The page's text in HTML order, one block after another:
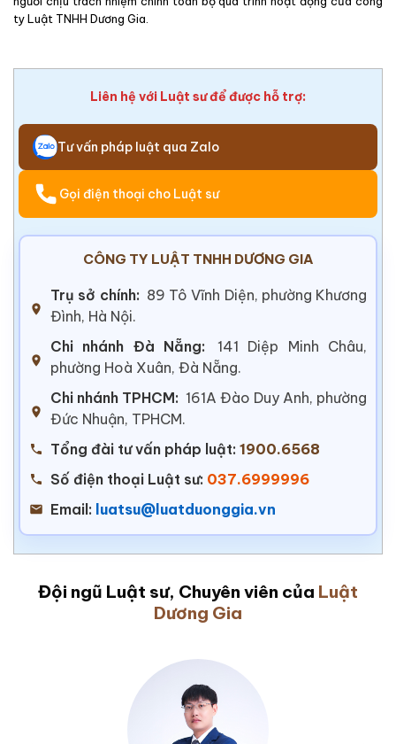
ty Luật TNHH Dương Gia.
Liên hệ với Luật sư để được hỗ trợ:
Tư vấn pháp luật qua Zalo
Gọi điện thoại cho Luật sư
CÔNG TY LUẬT TNHH DƯƠNG GIA
Trụ sở chính: 89 Tô Vĩnh Diện, phường Khương
Đình, Hà Nội.
Chi nhánh Đà Nẵng:
141 Diệp Minh Châu,
phường Hoà Xuân, Đà Nẵng.
Chi nhánh TPHCM: 161A Đào Duy Anh, phường
Đức Nhuận, TPHCM.
Tổng đài tư vấn pháp luật: 1900.6568
Số điện thoại Luật sư: 037.6999996
Email: luatsu@luatduonggia.vn
Đội ngũ Luật sư, Chuyên viên của Luật
Dương Gia